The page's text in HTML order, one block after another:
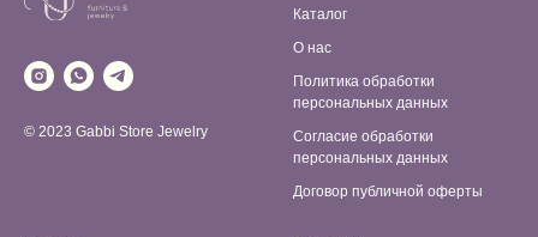
© 2023 Gabbi Store Jewelry
Каталог
О нас
Политика обработки
персональных данных
Согласие обработки
персональных данных
Договор публичной оферты